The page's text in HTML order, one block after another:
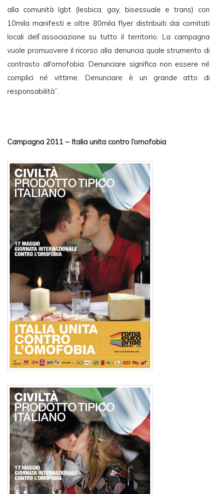
alla comunità lgbt (lesbica, gay, bisessuale e trans) con
10mila manifesti e oltre 80mila flyer distribuiti dai comitati
locali dell`associazione su tutto il territorio. La campagna
vuole promuovere il ricorso alla denuncia quale strumento di
contrasto all’omofobia. Denunciare significa non essere né
complici né vittime. Denunciare è un grande atto di
responsabilità”.
Campagna 2011 – Italia unita contro l’omofobia